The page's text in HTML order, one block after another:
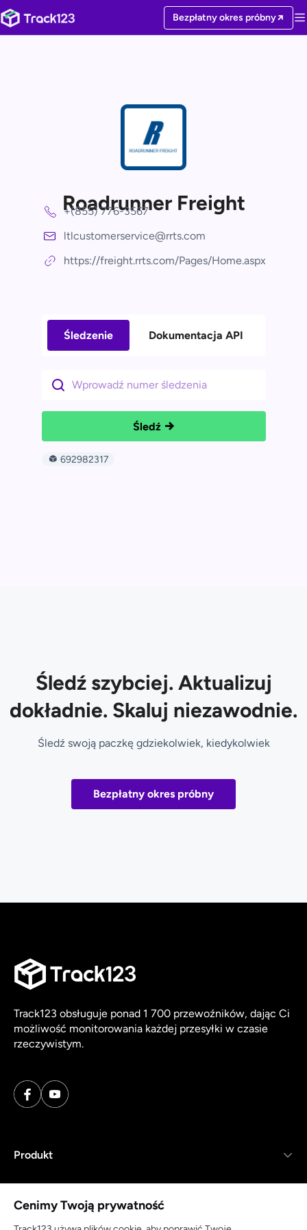
Bezpłatny okres próbny
Roadrunner Freight
+(855) 776-3567
ltlcustomerservice@rrts.com
https://freight.rrts.com/Pages/Home.aspx
Śledzenie Dokumentacja API
Śledź
692982317
Śledź szybciej. Aktualizuj
dokładnie. Skaluj niezawodnie.
Śledź swoją paczkę gdziekolwiek, kiedykolwiek
Bezpłatny okres próbny
Track123 obsługuje ponad 1 700 przewoźników, dając Ci
możliwość monitorowania każdej przesyłki w czasie
rzeczywistym.
Produkt
Zasoby
Cenimy Twoją prywatność